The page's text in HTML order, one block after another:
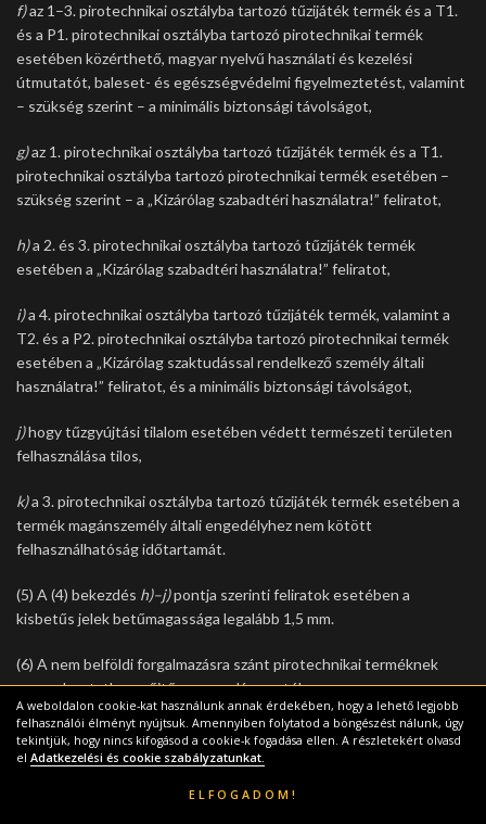
A weboldalon cookie-kat használunk annak érdekében, hogy a lehető legjobb
felhasználói élményt nyújtsuk. Amennyiben folytatod a böngészést nálunk, úgy
tekintjük, hogy nincs kifogásod a cookie-k fogadása ellen. A részletekért olvasd
el Adatkezelési és cookie szabályzatunkat.
ELFOGADOM!
f)az 1–3. pirotechnikai osztályba tartozó tűzijáték termék és a T1.
és a P1. pirotechnikai osztályba tartozó pirotechnikai termék
esetében közérthető, magyar nyelvű használati és kezelési
útmutatót, baleset- és egészségvédelmi figyelmeztetést, valamint
– szükség szerint – a minimális biztonsági távolságot,
g)az 1. pirotechnikai osztályba tartozó tűzijáték termék és a T1.
pirotechnikai osztályba tartozó pirotechnikai termék esetében –
szükség szerint – a „Kizárólag szabadtéri használatra!” feliratot,
h)a 2. és 3. pirotechnikai osztályba tartozó tűzijáték termék
esetében a „Kizárólag szabadtéri használatra!” feliratot,
i)a 4. pirotechnikai osztályba tartozó tűzijáték termék, valamint a
T2. és a P2. pirotechnikai osztályba tartozó pirotechnikai termék
esetében a „Kizárólag szaktudással rendelkező személy általi
használatra!” feliratot, és a minimális biztonsági távolságot,
j)hogy tűzgyújtási tilalom esetében védett természeti területen
felhasználása tilos,
k)a 3. pirotechnikai osztályba tartozó tűzijáték termék esetében a
termék magánszemély általi engedélyhez nem kötött
felhasználhatóság időtartamát.
(5) A (4) bekezdés h)–j)pontja szerinti feliratok esetében a
kisbetűs jelek betűmagassága legalább 1,5 mm.
(6) A nem belföldi forgalmazásra szánt pirotechnikai terméknek
vagy – bontatlan gyűjtőcsomagolás esetében – a
gyűjtőcsomagolásnak a (4) bekezdés a)–f)pontjában
meghatározott adatokat, illetve a pirotechnikai termék fajtájától
függően a kalibert (átmérőt) tartalmazó felirattal kell rendelkeznie.
(7) A gyártó köteles a pirotechnikai terméket jól látható és